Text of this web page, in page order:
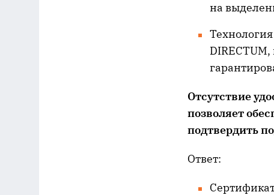
на
Отсутствие
позволяет
подтвердить
Ответ: